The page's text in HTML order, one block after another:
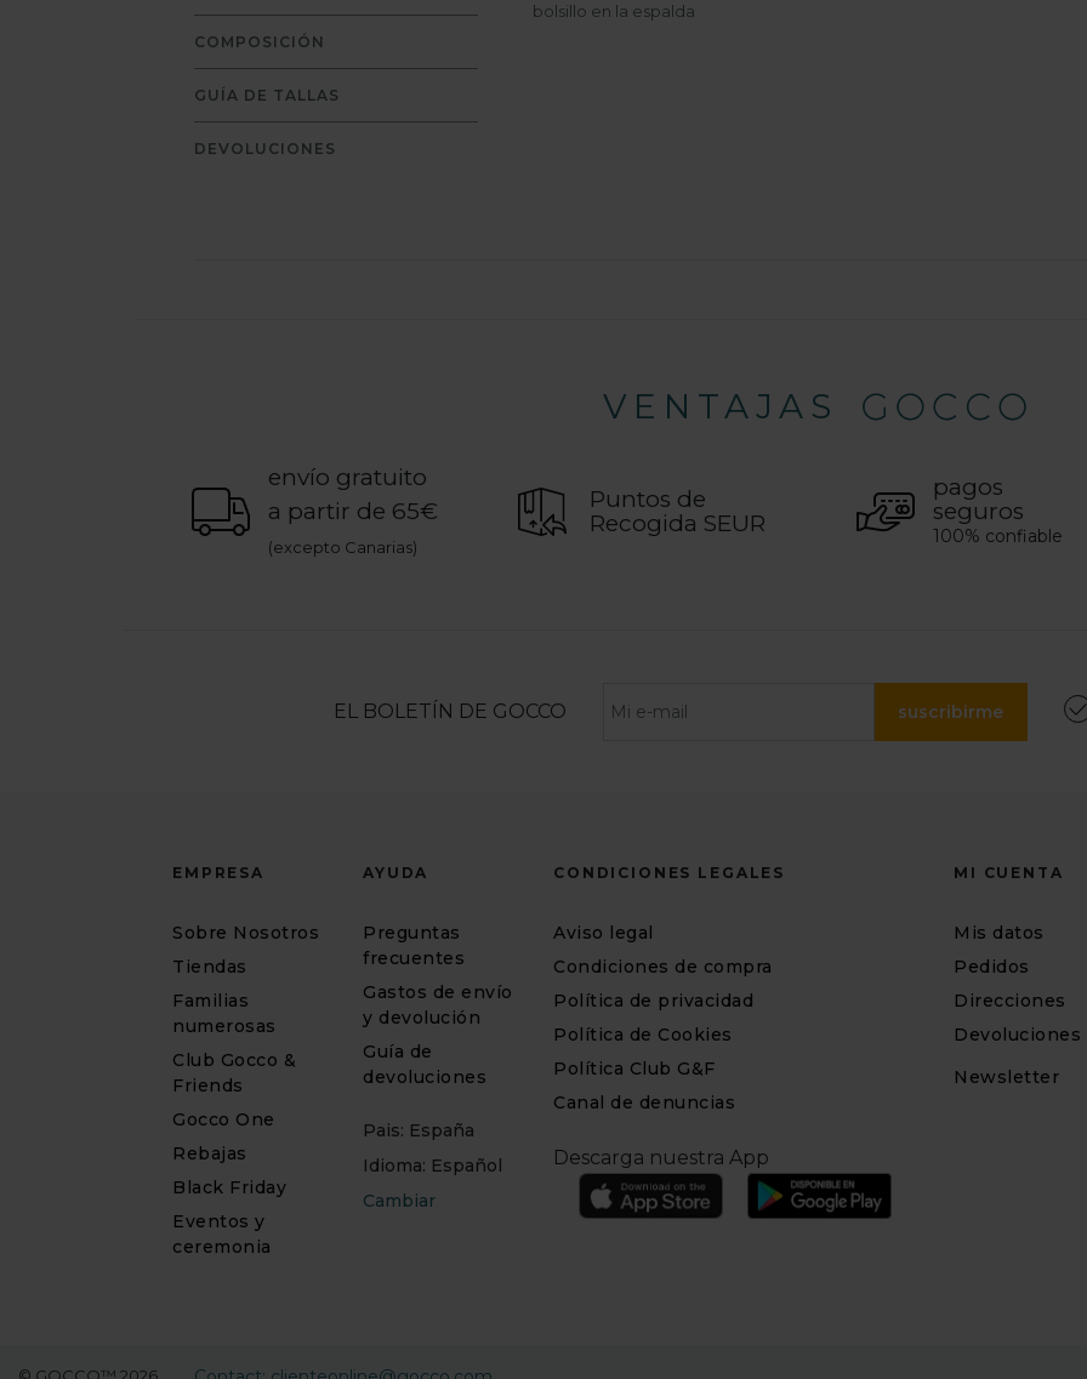
COMPOSICIÓN
GUÍA DE TALLAS
DEVOLUCIONES
bolsillo en la espalda
VENTAJAS
envío gratuito
a partir de 65€
(excepto Canarias)
Puntos de
Recogida SEUR
pagos
seguros
100% confiable
EL BOLETÍN DE GOCCO suscribirme
EMPRESA
Sobre Nosotros
Tiendas
Familias
numerosas
Club Gocco &
Friends
Gocco One
Rebajas
Black Friday
Eventos y
ceremonia
AYUDA
Preguntas
frecuentes
Gastos de envío
y devolución
Guía de
devoluciones
Pais: España
Idioma: Español
Cambiar
CONDICIONES LEGALES
Aviso legal
Condiciones de compra
Política de privacidad
Política de Cookies
Política Club G&F
Canal de denuncias
Descarga nuestra App
MI CUENTA
Mis datos
Pedidos
Direcciones
Devoluciones
Newsletter